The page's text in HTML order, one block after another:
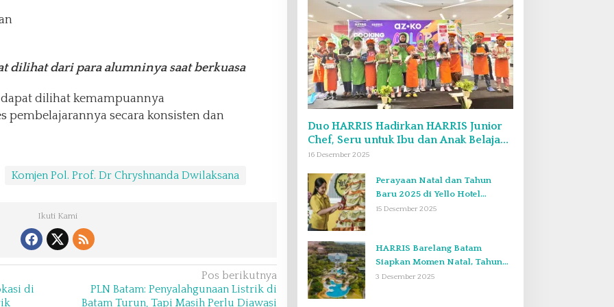
dilihat dari para alumninya saat berkuasa
dilihat kemampuannya
pembelajarannya secara konsisten dan
Komjen Pol. Prof. Dr Chryshnanda Dwilaksana
Ikuti Kami
di
Pos berikutnya
PLN Batam: Penyalahgunaan Listrik di
Batam Turun, Tapi Masih Perlu Diawasi
Duo HARRIS Hadirkan HARRIS Junior
Chef, Seru untuk Ibu dan Anak Belajar
Bikin Bekal Bento & Kimbab
16 Desember 2025
Perayaan Natal dan Tahun
Baru 2025 di Yello Hotel
Harbour Bay Batam
15 Desember 2025
HARRIS Barelang Batam
Siapkan Momen Natal, Tahun
Baru, dan Staycation yang Tak
3 Desember 2025